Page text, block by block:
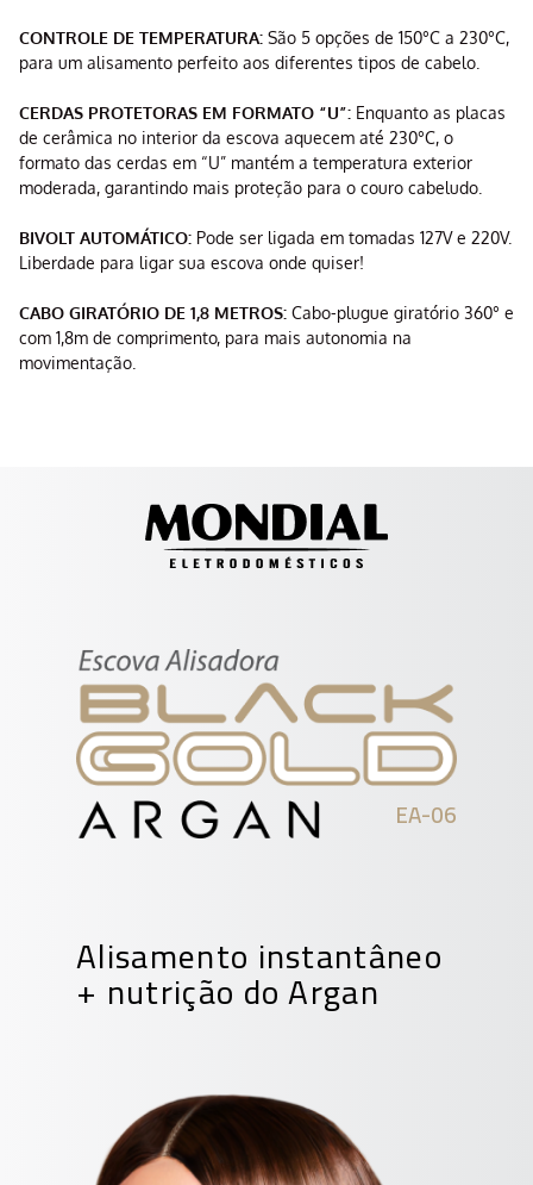
CONTROLE DE TEMPERATURA: São 5 opções de 150°C a 230°C,
para um alisamento perfeito aos diferentes tipos de cabelo.
CERDAS PROTETORAS EM FORMATO “U”: Enquanto as placas
de cerâmica no interior da escova aquecem até 230°C, o
formato das cerdas em “U” mantém a temperatura exterior
moderada, garantindo mais proteção para o couro cabeludo.
BIVOLT AUTOMÁTICO: Pode ser ligada em tomadas 127V e 220V.
Liberdade para ligar sua escova onde quiser!
CABO GIRATÓRIO DE 1,8 METROS: Cabo-plugue giratório 360° e
com 1,8m de comprimento, para mais autonomia na
movimentação.